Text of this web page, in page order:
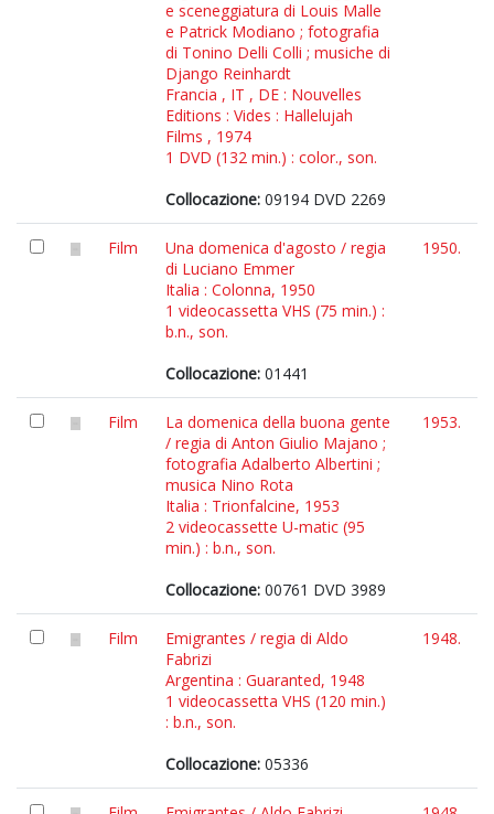
e sceneggiatura di Louis Malle
e Patrick Modiano ; fotografia
di Tonino Delli Colli ; musiche di
Django Reinhardt
Francia , IT , DE : Nouvelles
Editions : Vides : Hallelujah
Films , 1974
1 DVD (132 min.) : color., son.
Collocazione: 09194 DVD 2269
Film
Una domenica d'agosto / regia
di Luciano Emmer
Italia : Colonna, 1950
1 videocassetta VHS (75 min.) :
b.n., son.
Collocazione: 01441
1950.
Film
La domenica della buona gente
/ regia di Anton Giulio Majano ;
fotografia Adalberto Albertini ;
musica Nino Rota
Italia : Trionfalcine, 1953
2 videocassette U-matic (95
min.) : b.n., son.
Collocazione: 00761 DVD 3989
1953.
Film
Emigrantes / regia di Aldo
Fabrizi
Argentina : Guaranted, 1948
1 videocassetta VHS (120 min.)
: b.n., son.
Collocazione: 05336
1948.